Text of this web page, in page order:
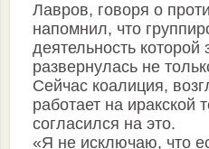
Лавров, говоря о
напомнил, что
деятельность
развернулась не
Сейчас коалиция,
работает на иракской
согласился на это.
«Я не исключаю, что